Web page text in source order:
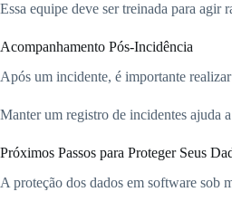
Essa equipe deve ser treinada para agir
Acompanhamento Pós-Incidência
Após um incidente, é importante
Manter um registro de incidentes ajuda
Próximos Passos para Proteger Seus
A proteção dos dados em software sob